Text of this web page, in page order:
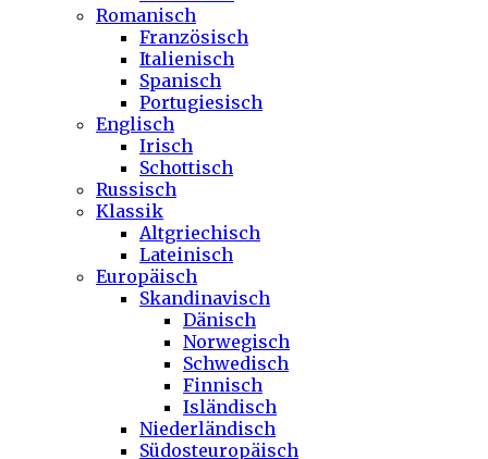
Romanisch
Französisch
Italienisch
Spanisch
Portugiesisch
Englisch
Irisch
Schottisch
Russisch
Klassik
Altgriechisch
Lateinisch
Europäisch
Skandinavisch
Dänisch
Norwegisch
Schwedisch
Finnisch
Isländisch
Niederländisch
Südosteuropäisch